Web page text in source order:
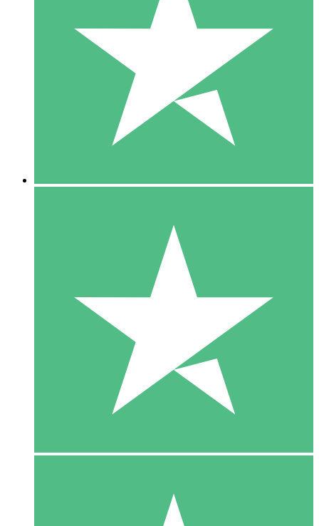
Pacchetti di Crediti Individuali
Paga a consumo con crediti di download. Nessun impegno
1 Download
10
US$1500
10 Download
20